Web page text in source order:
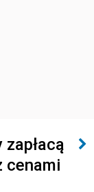
cenami